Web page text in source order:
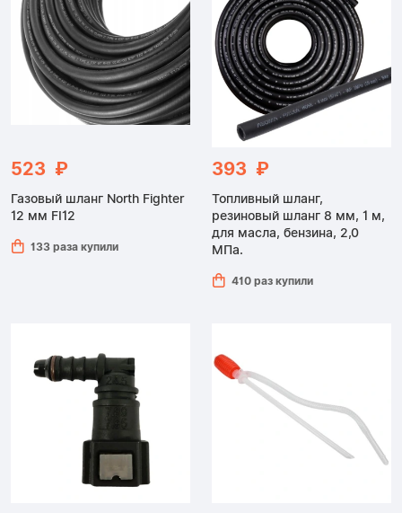
523 ₽
Газовый шланг North Fighter
12 мм FI12
133 раза купили
393 ₽
Топливный шланг,
резиновый шланг 8 мм, 1 м,
для масла, бензина, 2,0
МПа.
410 раз купили